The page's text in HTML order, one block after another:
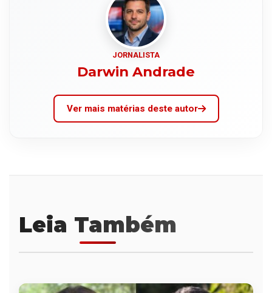
JORNALISTA
Darwin Andrade
Ver mais matérias deste autor
Leia Também